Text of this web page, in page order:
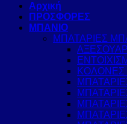
Αρχική
ΠΡΟΣΦΟΡΕΣ
ΜΠΑΝΙΟ
ΜΠΑΤΑΡΙΕΣ
ΚΟΛΟΝΕΣ